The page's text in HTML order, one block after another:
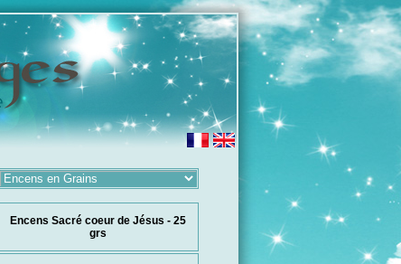
Encens Sacré coeur de Jésus - 25
grs